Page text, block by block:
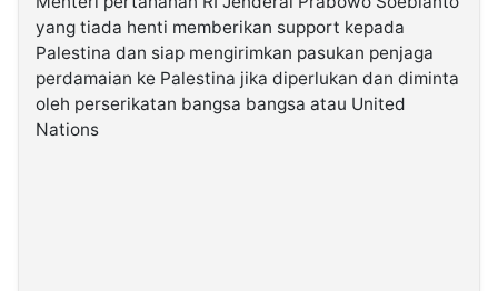
Kabarbaru.co
2026
yang tiada henti memberikan support kepada
Palestina dan siap mengirimkan pasukan penjaga
perdamaian ke Palestina jika diperlukan dan diminta
oleh perserikatan bangsa bangsa atau United
Nations